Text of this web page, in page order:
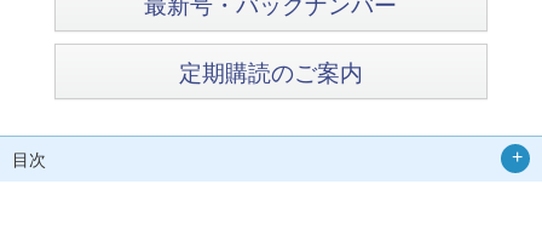
最新号・バックナンバー
定期購読のご案内
目次